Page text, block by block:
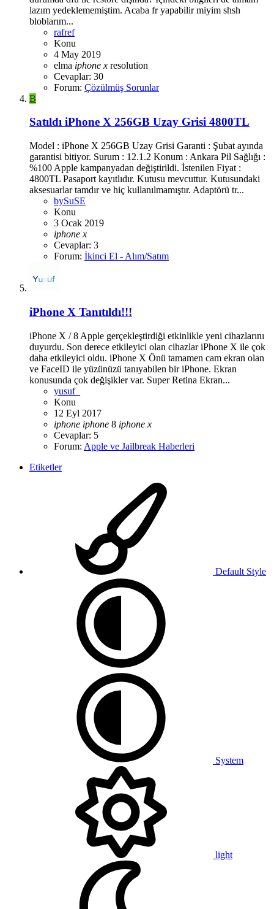
lazım yedeklememiştim. Acaba fr yapabilir miyim shsh
bloblarım...
rafref
Konu
4 May 2019
elma iphone x resolution
Cevaplar: 30
Forum: Çözülmüş Sorunlar
B
Satıldı iPhone X 256GB Uzay Grisi 4800TL
Model : iPhone X 256GB Uzay Grisi Garanti : Şubat ayında
garantisi bitiyor. Surum : 12.1.2 Konum : Ankara Pil Sağlığı :
%100 Apple kampanyadan değiştirildi. İstenilen Fiyat :
4800TL Pasaport kayıtlıdır. Kutusu mevcuttur. Kutusundaki
aksesuarlar tamdır ve hiç kullanılmamıştır. Adaptörü tr...
bySuSE
Konu
3 Ocak 2019
iphone x
Cevaplar: 3
Forum: İkinci El - Alım/Satım
iPhone X Tanıtıldı!!!
iPhone X / 8 Apple gerçekleştirdiği etkinlikle yeni cihazlarını
duyurdu. Son derece etkileyici olan cihazlar iPhone X ile çok
daha etkileyici oldu. iPhone X Önü tamamen cam ekran olan
ve FaceID ile yüzünüzü tanıyabilen bir iPhone. Ekran
konusunda çok değişikler var. Super Retina Ekran...
yusuf_
Konu
12 Eyl 2017
iphone iphone 8 iphone x
Cevaplar: 5
Forum: Apple ve Jailbreak Haberleri
Etiketler
Default Style
System
light